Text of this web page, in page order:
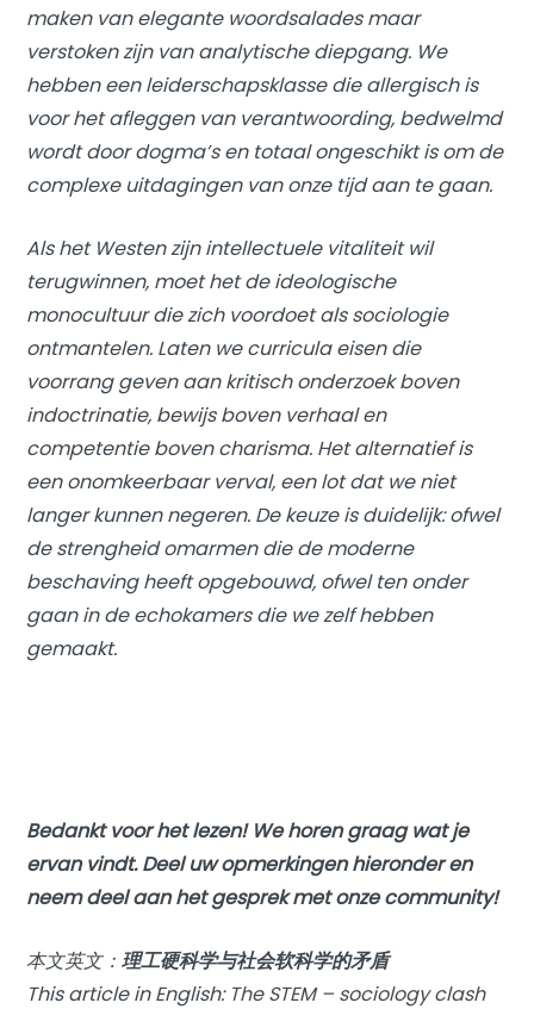
maken van elegante woordsalades maar
verstoken zijn van analytische diepgang. We
hebben een leiderschapsklasse die allergisch is
voor het afleggen van verantwoording, bedwelmd
wordt door dogma’s en totaal ongeschikt is om de
complexe uitdagingen van onze tijd aan te gaan.
Als het Westen zijn intellectuele vitaliteit wil
terugwinnen, moet het de ideologische
monocultuur die zich voordoet als sociologie
ontmantelen. Laten we curricula eisen die
voorrang geven aan kritisch onderzoek boven
indoctrinatie, bewijs boven verhaal en
competentie boven charisma. Het alternatief is
een onomkeerbaar verval, een lot dat we niet
langer kunnen negeren. De keuze is duidelijk: ofwel
de strengheid omarmen die de moderne
beschaving heeft opgebouwd, ofwel ten onder
gaan in de echokamers die we zelf hebben
gemaakt.
Bedankt voor het lezen! We horen graag wat je
ervan vindt. Deel uw opmerkingen hieronder en
neem deel aan het gesprek met onze community!
本文英文： 理工硬科学与社会软科学的矛盾
This article in English: The STEM – sociology clash